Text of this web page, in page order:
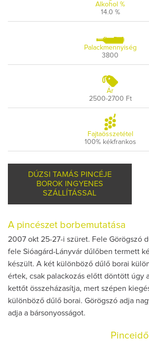
Alkohol %
14.0 %
Palackmennyiség
3800
Ár
2500-2700 Ft
Fajtaösszetétel
100% kékfrankos
DÚZSI TAMÁS PINCÉJE
BOROK INGYENES
SZÁLLÍTÁSSAL
A pincészet borbemutatása
2007 okt 25-27-i szüret. Fele Görögszó
fele Sióagárd-Lányvár dűlőben termett
készült. A két különböző dűlő borai
értek, csak palackozás előtt döntött úgy
kettőt összeházasítja, mert szépen
különböző dűlő borai. Görögszó adja
adja a bársonyosságot.
Pinceidő